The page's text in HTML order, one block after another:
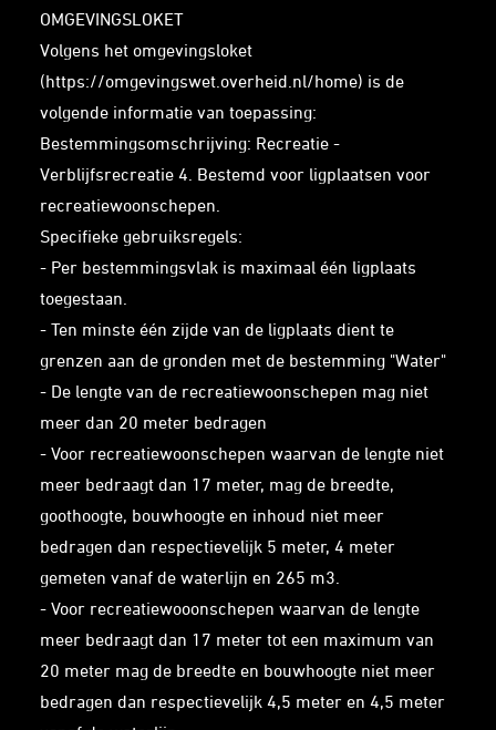
OMGEVINGSLOKET
Volgens het omgevingsloket
(https://omgevingswet.overheid.nl/home) is de
volgende informatie van toepassing:
Bestemmingsomschrijving: Recreatie -
Verblijfsrecreatie 4. Bestemd voor ligplaatsen voor
recreatiewoonschepen.
Specifieke gebruiksregels:
- Per bestemmingsvlak is maximaal één ligplaats
toegestaan.
- Ten minste één zijde van de ligplaats dient te
grenzen aan de gronden met de bestemming "Water"
- De lengte van de recreatiewoonschepen mag niet
meer dan 20 meter bedragen
- Voor recreatiewoonschepen waarvan de lengte niet
meer bedraagt dan 17 meter, mag de breedte,
goothoogte, bouwhoogte en inhoud niet meer
bedragen dan respectievelijk 5 meter, 4 meter
gemeten vanaf de waterlijn en 265 m3.
- Voor recreatiewooonschepen waarvan de lengte
meer bedraagt dan 17 meter tot een maximum van
20 meter mag de breedte en bouwhoogte niet meer
bedragen dan respectievelijk 4,5 meter en 4,5 meter